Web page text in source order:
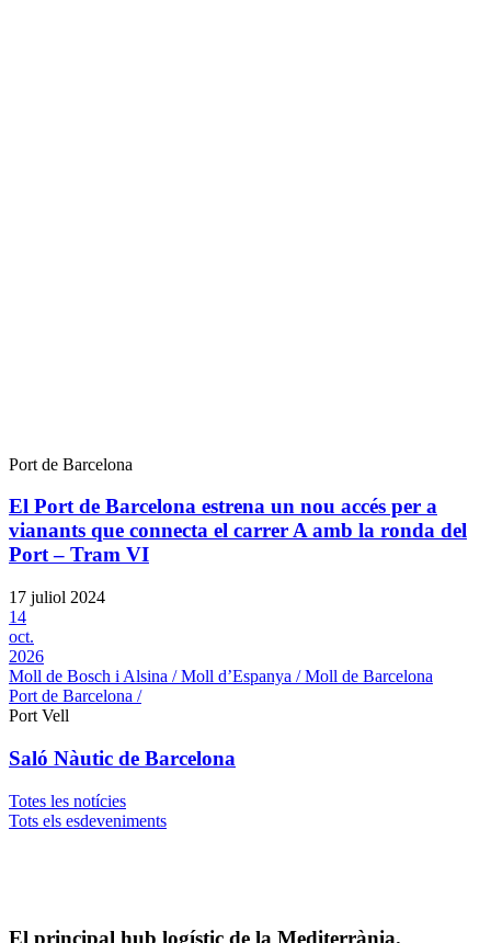
Port de Barcelona
El Port de Barcelona estrena un nou accés per a
vianants que connecta el carrer A amb la ronda del
Port – Tram VI
17 juliol 2024
14
oct.
2026
Moll de Bosch i Alsina / Moll d’Espanya / Moll de Barcelona
Port de Barcelona /
Port Vell
Saló Nàutic de Barcelona
Totes les notícies
Tots els esdeveniments
El principal hub logístic de la Mediterrània.